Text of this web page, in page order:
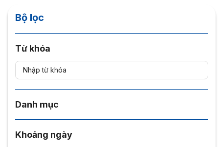
Bộ lọc
Từ khóa
Danh mục
Khoảng ngày